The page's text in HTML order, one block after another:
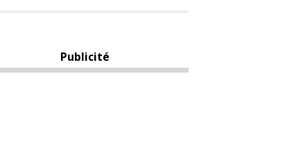
Publicité